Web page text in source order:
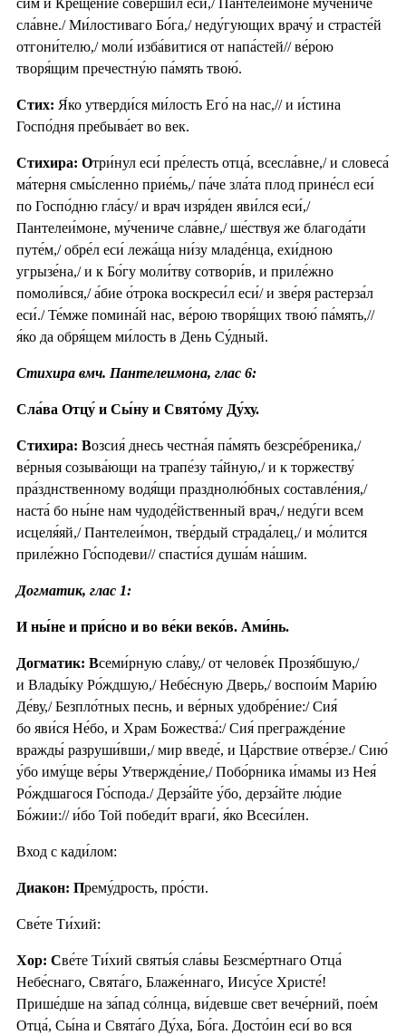
сим и Креще́ние соверши́л еси́,/ Пантелеи́моне му́чениче
сла́вне./ Ми́лостиваго Бо́га,/ неду́гующих врачу́ и страсте́й
отгони́телю,/ моли́ изба́витися от напа́стей// ве́рою
творя́щим пречестну́ю па́мять твою́.
Стих: Я́ко утверди́ся ми́лость Его́ на нас,// и и́стина
Госпо́дня пребыва́ет во век.
Стихира: Отри́нул еси́ пре́лесть отца́, всесла́вне,/ и словеса́
ма́терня смы́сленно прие́мь,/ па́че зла́та плод прине́сл еси́
по Госпо́дню гла́су/ и врач изря́ден яви́лся еси́,/
Пантелеи́моне, му́чениче сла́вне,/ ше́ствуя же благода́ти
путе́м,/ обре́л еси́ лежа́ща ни́зу младе́нца, ехи́дною
угрызе́на,/ и к Бо́гу моли́тву сотвори́в, и приле́жно
помоли́вся,/ а́бие о́трока воскреси́л еси́/ и зве́ря растерза́л
еси́./ Те́мже помина́й нас, ве́рою творя́щих твою́ па́мять,//
я́ко да обря́щем ми́лость в День Су́дный.
Стихира вмч. Пантелеимона, глас 6:
Сла́ва Отцу́ и Сы́ну и Свято́му Ду́ху.
Стихира: Возсия́ днесь честна́я па́мять безсре́бреника,/
ве́рныя созыва́ющи на трапе́зу та́йную,/ и к торжеству́
пра́зднственному водя́щи празднолю́бных составле́ния,/
наста́ бо ны́не нам чудоде́йственный врач,/ неду́ги всем
исцеля́яй,/ Пантелеи́мон, тве́рдый страда́лец,/ и мо́лится
приле́жно Го́сподеви// спасти́ся душа́м на́шим.
Догматик, глас 1:
И ны́не и при́сно и во ве́ки веко́в. Ами́нь.
Догматик: Всеми́рную сла́ву,/ от челове́к Прозя́бшую,/
и Влады́ку Ро́ждшую,/ Небе́сную Дверь,/ воспои́м Мари́ю
Де́ву,/ Безпло́тных песнь, и ве́рных удобре́ние:/ Сия́
бо яви́ся Не́бо, и Храм Божества́:/ Сия́ прегражде́ние
вражды́ разруши́вши,/ мир введе́, и Ца́рствие отве́рзе./ Сию́
у́бо иму́ще ве́ры Утвержде́ние,/ Побо́рника и́мамы из Нея́
Ро́ждшагося Го́спода./ Дерза́йте у́бо, дерза́йте лю́дие
Бо́жии:// и́бо Той победи́т враги́, я́ко Всеси́лен.
Вход с кади́лом:
Диакон: Прему́дрость, про́сти.
Све́те Ти́хий:
Хор: Све́те Ти́хий святы́я сла́вы Безсме́ртнаго Отца́
Небе́снаго, Свята́го, Блаже́ннаго, Иису́се Христе́!
Прише́дше на за́пад со́лнца, ви́девше свет вече́рний, пое́м
Отца́, Сы́на и Свята́го Ду́ха, Бо́га. Досто́ин еси́ во вся